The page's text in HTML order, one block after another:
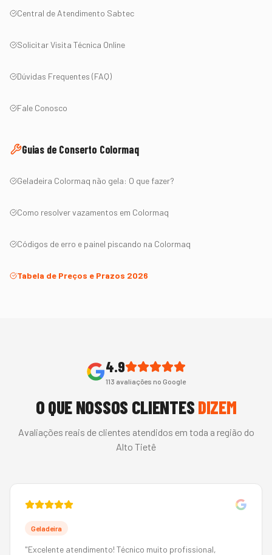
Central de Atendimento Sabtec
Solicitar Visita Técnica Online
Dúvidas Frequentes (FAQ)
Fale Conosco
Guias de Conserto Colormaq
Geladeira Colormaq não gela: O que fazer?
Como resolver vazamentos em Colormaq
Códigos de erro e painel piscando na Colormaq
Tabela de Preços e Prazos 2026
4.9
113 avaliações no Google
O QUE NOSSOS CLIENTESDIZEM
Avaliações reais de clientes atendidos em toda a região do
Alto Tietê
Geladeira
"Excelente atendimento! Técnico muito profissional,